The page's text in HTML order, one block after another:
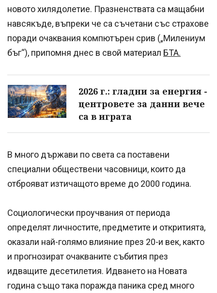
новото хилядолетие. Празненствата са мащабни
навсякъде, въпреки че са съчетани със страхове
поради очаквания компютърен срив („Милениум
бъг“), припомня днес в свой материал БТА.
2026 г.: гладни за енергия -
центровете за данни вече
са в играта
В много държави по света са поставени
специални обществени часовници, които да
отброяват изтичащото време до 2000 година.
Социологически проучвания от периода
определят личностите, предметите и откритията,
оказали най-голямо влияние през 20-и век, както
и прогнозират очакваните събития през
идващите десетилетия. Идването на Новата
година също така поражда паника сред много